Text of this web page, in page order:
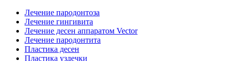
Лечение пародонтоза
Лечение гингивита
Лечение десен аппаратом Vector
Лечение пародонтита
Пластика десен
Пластика уздечки